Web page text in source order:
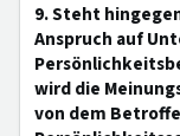
9. Steht
Anspruch auf
wird die
von dem